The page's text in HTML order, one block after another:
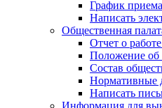
График
Написать
Общественная
Отчет о
Положение об
Состав
Нормативные
Написать